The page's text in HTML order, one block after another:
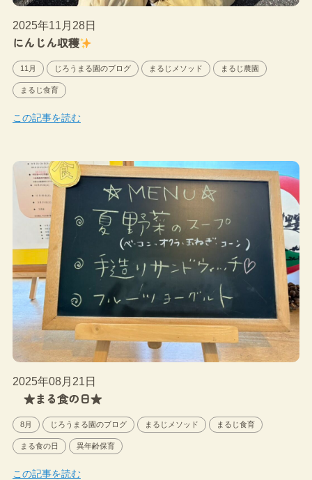
2025年11月28日
にんじん収穫
11月 じろうまる園のブログ まるじメソッド まるじ農園
まるじ食育
この記事を読む
2025年08月21日
★まる食の日★
8月 じろうまる園のブログ まるじメソッド まるじ食育
まる食の日 異年齢保育
この記事を読む